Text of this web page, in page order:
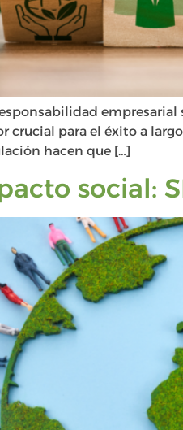
empresarial
para el éxito a
hacen que […]
social: